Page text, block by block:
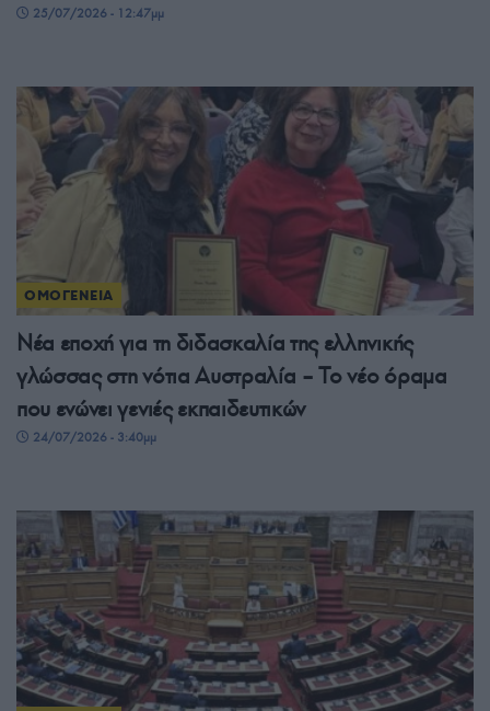
25/07/2026 - 12:47μμ
ΟΜΟΓΕΝΕΙΑ
Νέα εποχή για τη διδασκαλία της ελληνικής
γλώσσας στη νότια Αυστραλία – Το νέο όραμα
που ενώνει γενιές εκπαιδευτικών
24/07/2026 - 3:40μμ